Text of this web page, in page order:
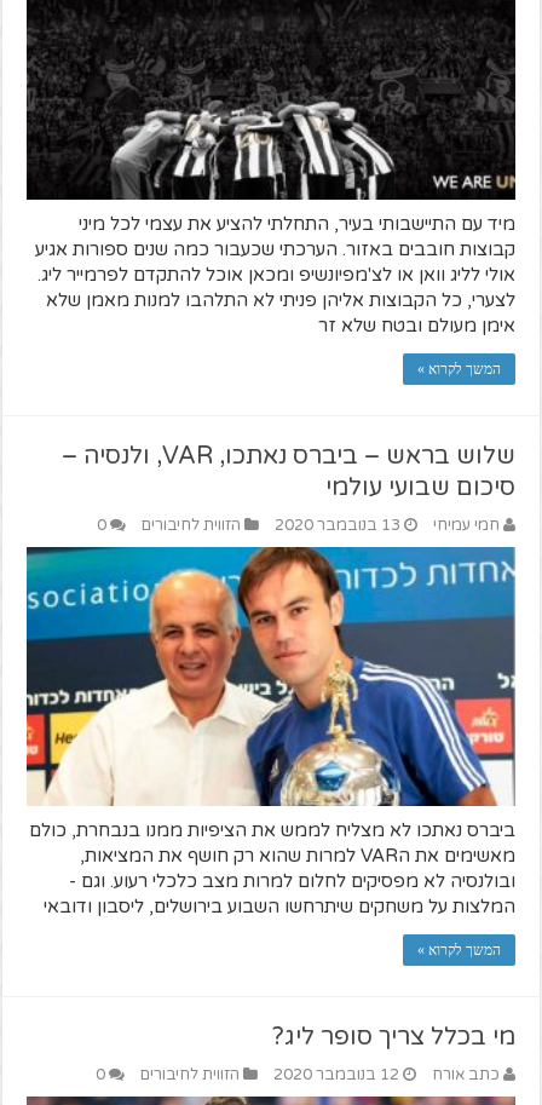
מיד עם התיישבותי בעיר, התחלתי להציע את עצמי לכל מיני
קבוצות חובבים באזור. הערכתי שכעבור כמה שנים ספורות אגיע
אולי לליג וואן או לצ'מפיונשיפ ומכאן אוכל להתקדם לפרמייר ליג.
לצערי, כל הקבוצות אליהן פניתי לא התלהבו למנות מאמן שלא
אימן מעולם ובטח שלא זר
המשך לקרוא »
שלוש בראש – ביברס נאתכו, VAR, ולנסיה –
סיכום שבועי עולמי
חמי עמיחי 13 בנובמבר 2020 הזווית לחיבורים 0
ביברס נאתכו לא מצליח לממש את הציפיות ממנו בנבחרת, כולם
מאשימים את הVAR למרות שהוא רק חושף את המציאות,
ובולנסיה לא מפסיקים לחלום למרות מצב כלכלי רעוע. וגם -
המלצות על משחקים שיתרחשו השבוע בירושלים, ליסבון ודובאי
המשך לקרוא »
מי בכלל צריך סופר ליג?
כתב אורח 12 בנובמבר 2020 הזווית לחיבורים 0